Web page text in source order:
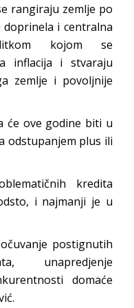
rangiraju zemlje po
doprinela i centralna
kojom se
inflacija i stvaraju
zemlje i povoljnije
će ove godine biti u
odstupanjem plus ili
kredita
i najmanji je u
postignutih
unapredjenje
domaće